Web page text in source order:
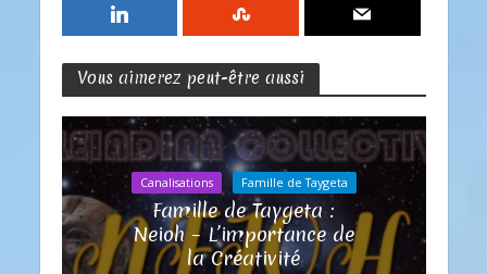
Vous aimerez peut-être aussi
Canalisations Famille de Taygeta
Famille de Taygeta :
Neioh – L’importance de
la Créativité